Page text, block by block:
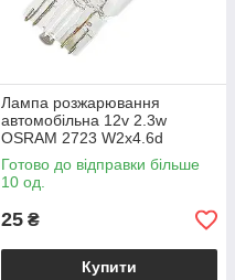
Лампа розжарювання
автомобільна 12v 2.3w
OSRAM 2723 W2х4.6d
Готово до відправки більше
10 од.
25 ₴
Купити